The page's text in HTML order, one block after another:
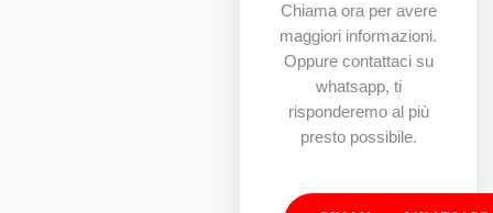
Chiama ora per avere
maggiori informazioni.
Oppure contattaci su
whatsapp, ti
risponderemo al più
presto possibile.